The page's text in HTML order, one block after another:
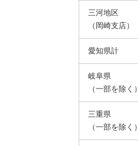
三河地区
（岡崎支店）
愛知県計
岐阜県
（一部を除く）
三重県
（一部を除く）